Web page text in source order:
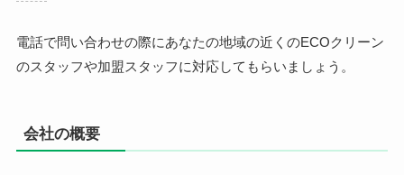
電話で問い合わせの際にあなたの地域の近くのECOクリーン
のスタッフや加盟スタッフに対応してもらいましょう。
会社の概要